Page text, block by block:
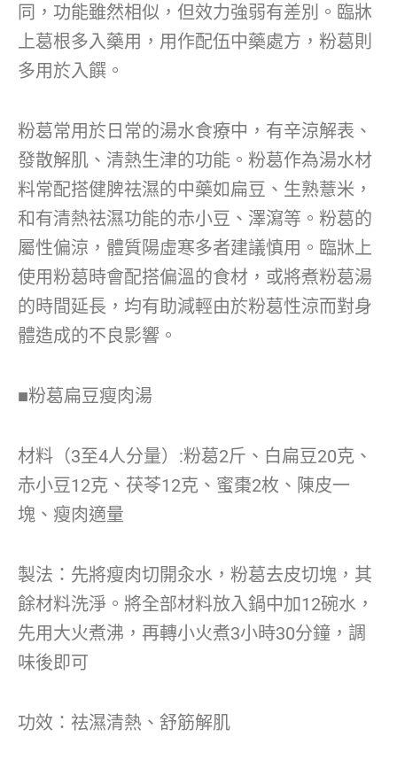
同，功能雖然相似，但效力強弱有差別。臨牀
上葛根多入藥用，用作配伍中藥處方，粉葛則
多用於入饌。
粉葛常用於日常的湯水食療中，有辛涼解表、
發散解肌、清熱生津的功能。粉葛作為湯水材
料常配搭健脾祛濕的中藥如扁豆、生熟薏米，
和有清熱祛濕功能的赤小豆、澤瀉等。粉葛的
屬性偏涼，體質陽虛寒多者建議慎用。臨牀上
使用粉葛時會配搭偏溫的食材，或將煮粉葛湯
的時間延長，均有助減輕由於粉葛性涼而對身
體造成的不良影響。
■粉葛扁豆瘦肉湯
材料（3至4人分量）:粉葛2斤、白扁豆20克、
赤小豆12克、茯苓12克、蜜棗2枚、陳皮一
塊、瘦肉適量
製法：先將瘦肉切開汆水，粉葛去皮切塊，其
餘材料洗淨。將全部材料放入鍋中加12碗水，
先用大火煮沸，再轉小火煮3小時30分鐘，調
味後即可
功效：祛濕清熱、舒筋解肌